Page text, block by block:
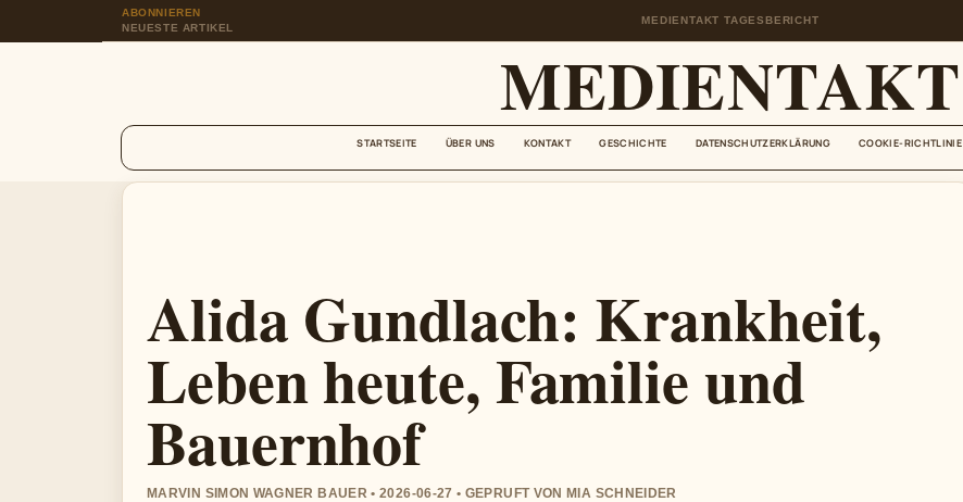
ABONNIEREN
NEUESTE ARTIKEL
MEDIENTAKT TAGESBERICHT
MEDIENTAKT
STARTSEITE ÜBER UNS KONTAKT GESCHICHTE DATENSCHUTZERKLÄRUNG COOKIE-RICHTLINIE
Alida Gundlach: Krankheit,
Leben heute, Familie und
Bauernhof
MARVIN SIMON WAGNER BAUER • 2026-06-27 • GEPRUFT VON MIA SCHNEIDER